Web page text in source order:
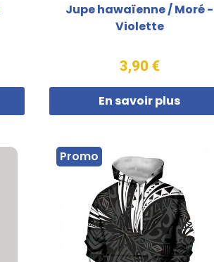
Jupe hawaïenne / Moré -
Violette
3,90 €
En savoir plus
Promo